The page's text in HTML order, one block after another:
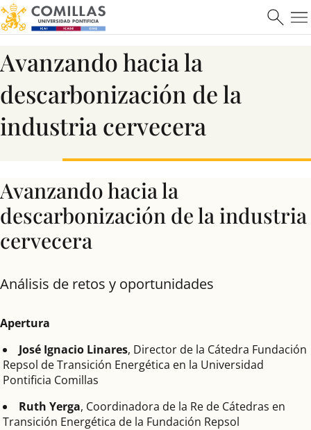
Máster en Ciberseguridad
Avanzando hacia la
descarbonización de la
industria cervecera
Avanzando hacia la
descarbonización de la industria
cervecera
Análisis de retos y oportunidades
Apertura
José Ignacio Linares, Director de la Cátedra Fundación
Repsol de Transición Energética en la Universidad
Pontificia Comillas
Ruth Yerga, Coordinadora de la Re de Cátedras en
Transición Energética de la Fundación Repsol